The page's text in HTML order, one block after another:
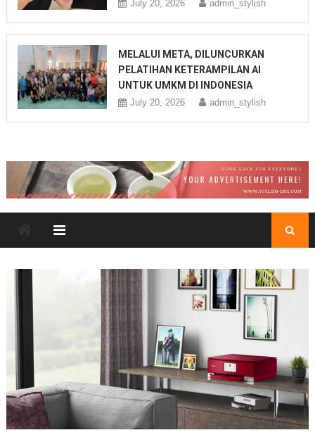
July 20, 2026 admin_stylish
MELALUI META, DILUNCURKAN
PELATIHAN KETERAMPILAN AI
UNTUK UMKM DI INDONESIA
July 20, 2026 admin_stylish